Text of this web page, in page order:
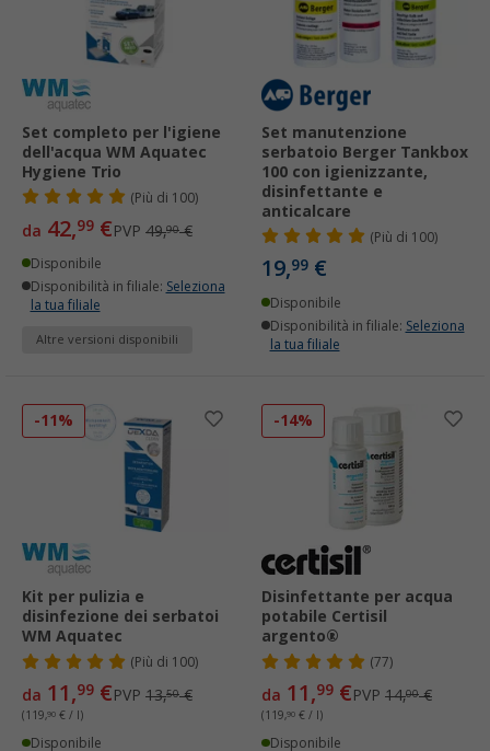
Set completo per l'igiene
dell'acqua WM Aquatec
Hygiene Trio
(Più di 100)
da 42,99 €PVP 49,90€
Disponibile
Disponibilità in filiale: Seleziona
la tua filiale
Altre versioni disponibili
Set manutenzione
serbatoio Berger Tankbox
100 con igienizzante,
disinfettante e
anticalcare
(Più di 100)
19,99 €
Disponibile
Disponibilità in filiale: Seleziona
la tua filiale
-11%
Kit per pulizia e
disinfezione dei serbatoi
WM Aquatec
( Più di 100)
da 11,99 €PVP 13,50€
(119,90 € / l)
Disponibile
-14%
Disinfettante per acqua
potabile Certisil
argento®
(77)
da 11,99 €PVP 14,00€
(119,90 € / l)
Disponibile